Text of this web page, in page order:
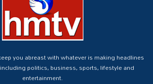
you abreast with whatever is making headlines
politics, business, sports, lifestyle and
entertainment.